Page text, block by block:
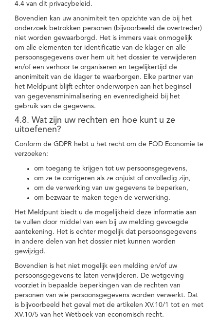
4.4 van dit privacybeleid.
Bovendien kan uw anonimiteit ten opzichte van de bij het
onderzoek betrokken personen (bijvoorbeeld de overtreder)
niet worden gewaarborgd. Het is immers vaak onmogelijk
om alle elementen ter identificatie van de klager en alle
persoonsgegevens over hem uit het dossier te verwijderen
en/of een verhoor te organiseren en tegelijkertijd de
anonimiteit van de klager te waarborgen. Elke partner van
het Meldpunt blijft echter onderworpen aan het beginsel
van gegevensminimalisering en evenredigheid bij het
gebruik van de gegevens.
4.8. Wat zijn uw rechten en hoe kunt u ze
uitoefenen?
Conform de GDPR hebt u het recht om de FOD Economie te
verzoeken:
om toegang te krijgen tot uw persoonsgegevens,
om ze te corrigeren als ze onjuist of onvolledig zijn,
om de verwerking van uw gegevens te beperken,
om bezwaar te maken tegen de verwerking.
Het Meldpunt biedt u de mogelijkheid deze informatie aan
te vullen door middel van een bij uw melding gevoegde
aantekening. Het is echter mogelijk dat persoonsgegevens
in andere delen van het dossier niet kunnen worden
gewijzigd.
Bovendien is het niet mogelijk een melding en/of uw
persoonsgegevens te laten verwijderen. De wetgeving
voorziet in bepaalde beperkingen van de rechten van
personen van wie persoonsgegevens worden verwerkt. Dat
is bijvoorbeeld het geval met de artikelen XV.10/1 tot en met
XV.10/5 van het Wetboek van economisch recht.